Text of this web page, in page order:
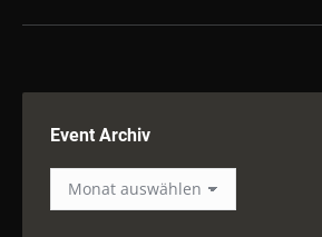
Event Archiv
Event
Archiv